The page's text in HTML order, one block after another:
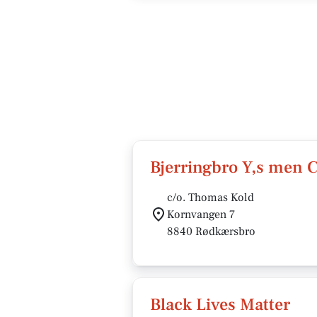
Bjerringbro Y,s men
c/o. Thomas Kold
Kornvangen 7
8840 Rødkærsbro
Black Lives Matter